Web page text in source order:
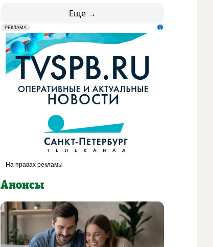
Еще →
erid: LdtCK5udn
РЕКЛАМА
АО "ГАТР", ИНН: 7841320717
Анонсы